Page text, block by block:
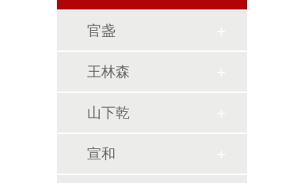
官盏
王林森
山下乾
宣和